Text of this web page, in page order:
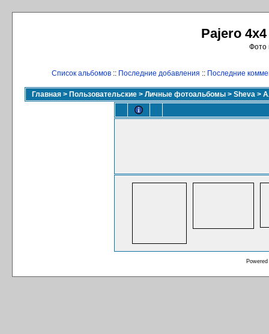
Pajero
Фото
Список альбомов :: Последние добавления :: Последние
Главная > Пользовательские > Личные фотоальбомы > Sheva >